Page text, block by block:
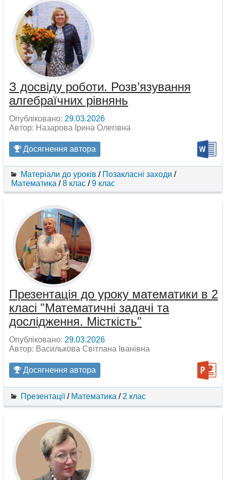
З досвіду роботи. Розв’язування
алгебраїчних рівнянь
Опубліковано: 29.03.2026
Автор: Назарова Ірина Олегівна
Досягнення автора
Матеріали до уроків / Позакласні заходи /
Математика / 8 клас / 9 клас
Презентація до уроку математики в 2
класі "Математичні задачі та
дослідження. Місткість"
Опубліковано: 29.03.2026
Автор: Василькова Світлана Іванівна
Досягнення автора
Презентації/ Математика / 2 клас